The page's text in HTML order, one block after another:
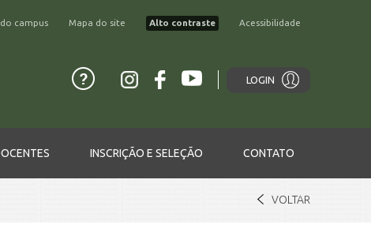
campus Mapa do site Alto contraste Acessibilidade
LOGIN
INSCRIÇÃO E SELEÇÃO CONTATO
VOLTAR